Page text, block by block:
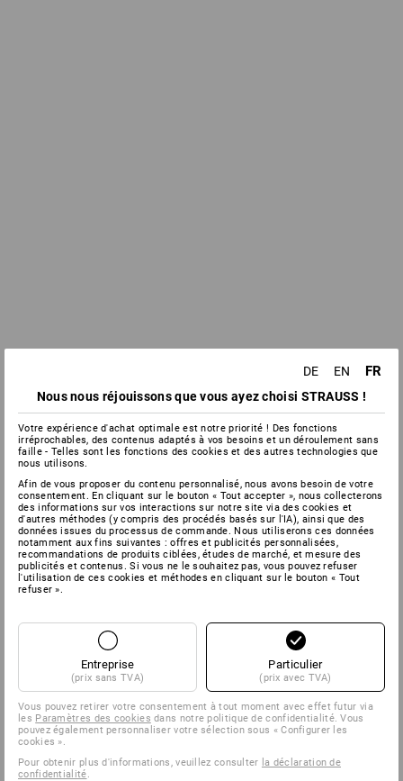
DE EN FR
Nous nous réjouissons que vous ayez choisi STRAUSS !
Votre expérience d'achat optimale est notre priorité ! Des fonctions
irréprochables, des contenus adaptés à vos besoins et un déroulement sans
faille - Telles sont les fonctions des cookies et des autres technologies que
nous utilisons.
Afin de vous proposer du contenu personnalisé, nous avons besoin de votre
consentement. En cliquant sur le bouton « Tout accepter », nous collecterons
des informations sur vos interactions sur notre site via des cookies et
d'autres méthodes (y compris des procédés basés sur l'IA), ainsi que des
données issues du processus de commande. Nous utiliserons ces données
notamment aux fins suivantes : offres et publicités personnalisées,
recommandations de produits ciblées, études de marché, et mesure des
publicités et contenus. Si vous ne le souhaitez pas, vous pouvez refuser
l'utilisation de ces cookies et méthodes en cliquant sur le bouton « Tout
refuser ».
Entreprise
(prix sans TVA)
Particulier
(prix avec TVA)
Vous pouvez retirer votre consentement à tout moment avec effet futur via
les Paramètres des cookies dans notre politique de confidentialité. Vous
pouvez également personnaliser votre sélection sous « Configurer les
cookies ».
Pour obtenir plus d'informations, veuillez consulter la déclaration de
confidentialité.